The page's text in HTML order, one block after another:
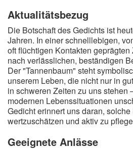
Aktualitätsbezug
Die Botschaft des Gedichts ist
Jahren. In einer schnelllebigen,
oft flüchtigen Kontakten
nach verlässlichen, beständigen
Der "Tannenbaum" steht
unserem Leben, die nicht nur in
in schweren Zeiten zu uns stehen
modernen Lebenssituationen
Gedicht erinnert uns daran,
wertzuschätzen und aktiv zu
Geeignete Anlässe